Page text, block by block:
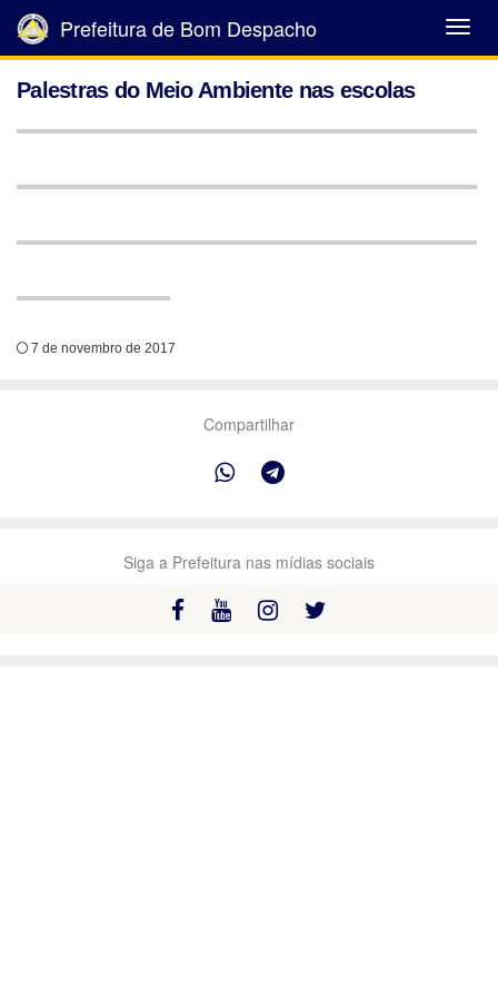
Abrir
Menu
Prefeitura de Bom Despacho
Palestras do Meio Ambiente nas escolas
7 de novembro de 2017
Compartilhar
Siga a Prefeitura nas mídias sociais